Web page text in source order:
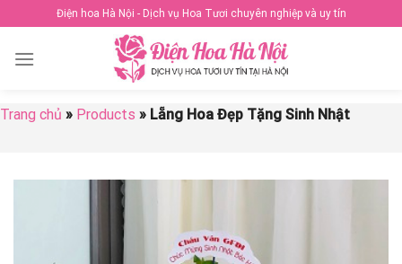
to
content
Điện hoa Hà Nội - Dịch vụ Hoa Tươi chuyên nghiệp và uy tín
Trang chủ » Products » Lẵng Hoa Đẹp Tặng Sinh Nhật